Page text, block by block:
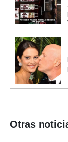
Otras